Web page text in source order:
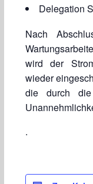
Delegation
Nach
wird der
wieder
die durch die
.